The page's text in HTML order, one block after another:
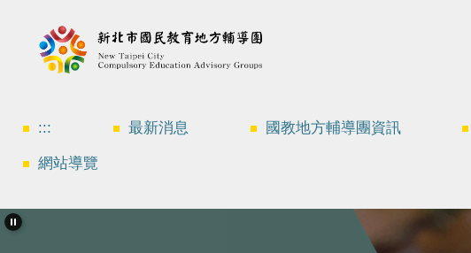
::: 最新消息 國教地方輔導團資訊
網站導覽